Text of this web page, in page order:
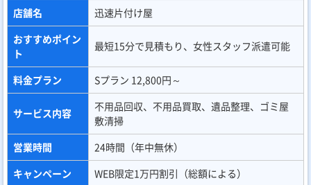
店舗名
迅速片付け屋
おすすめポイン
ト
最短15分で見積もり、女性スタッフ派遣可能
料金プラン Sプラン 12,800円～
サービス内容
不用品回収、不用品買取、遺品整理、ゴミ屋
敷清掃
営業時間
24時間（年中無休）
キャンペーン
WEB限定1万円割引（総額による）